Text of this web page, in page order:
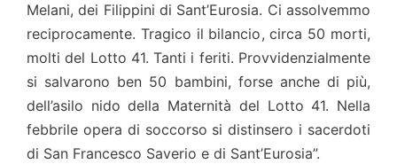
Melani, dei Filippini di Sant’Eurosia. Ci assolvemmo
reciprocamente. Tragico il bilancio, circa 50 morti,
molti del Lotto 41. Tanti i feriti. Provvidenzialmente
si salvarono ben 50 bambini, forse anche di più,
dell’asilo nido della Maternità del Lotto 41. Nella
febbrile opera di soccorso si distinsero i sacerdoti
di San Francesco Saverio e di Sant’Eurosia”.